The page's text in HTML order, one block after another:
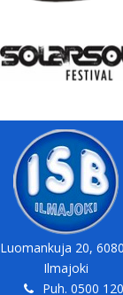
Luomankuja 20,
Ilmajoki
Puh. 0500 120